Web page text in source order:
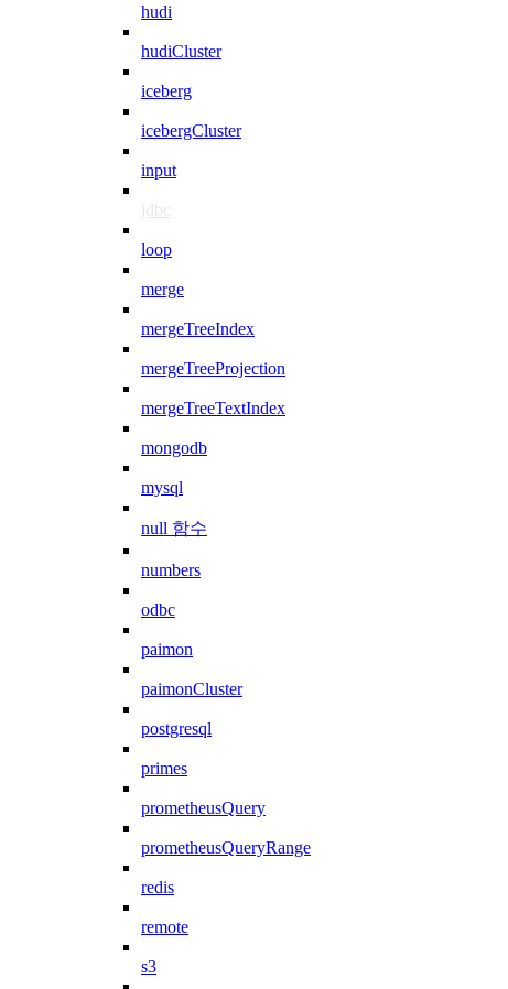
hudi
hudiCluster
iceberg
icebergCluster
input
jdbc
loop
merge
mergeTreeIndex
mergeTreeProjection
mergeTreeTextIndex
mongodb
mysql
null 함수
numbers
odbc
paimon
paimonCluster
postgresql
primes
prometheusQuery
prometheusQueryRange
redis
remote
s3